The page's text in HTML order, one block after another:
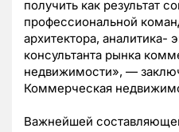
получить как результат
профессиональной
архитектора, аналитика-
консультанта рынка
недвижимости», —
Коммерческая
Важнейшей